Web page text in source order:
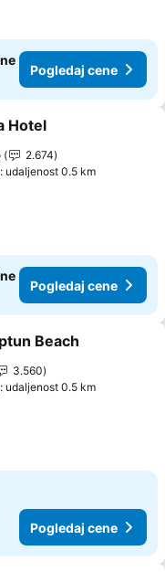
Pogledaj cene
favorite
Hotel
2.674
udaljenost 0.5 km
Pogledaj cene
favorite
Beach
3.560
udaljenost 0.5 km
Pogledaj cene